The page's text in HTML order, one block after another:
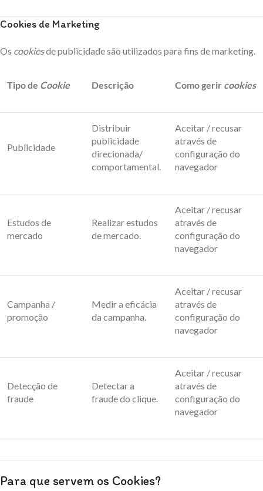
Cookies de Marketing
Os cookiesde publicidade são utilizados para fins de marketing.
Tipo de Cookie Descrição Como gerir cookies
Publicidade
Distribuir
publicidade
direcionada/
comportamental.
Aceitar / recusar
através de
configuração do
navegador
Estudos de
mercado
Realizar estudos
de mercado.
Aceitar / recusar
através de
configuração do
navegador
Campanha /
promoção
Medir a eficácia
da campanha.
Aceitar / recusar
através de
configuração do
navegador
Detecção de
fraude
Detectar a
fraude do clique.
Aceitar / recusar
através de
configuração do
navegador
Para que servem os Cookies?